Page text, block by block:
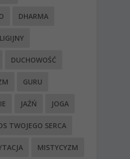
DHARMA
DUCHOWOŚĆ
GURU
JAŹŃ JOGA
TWOJEGO SERCA
MISTYCYZM